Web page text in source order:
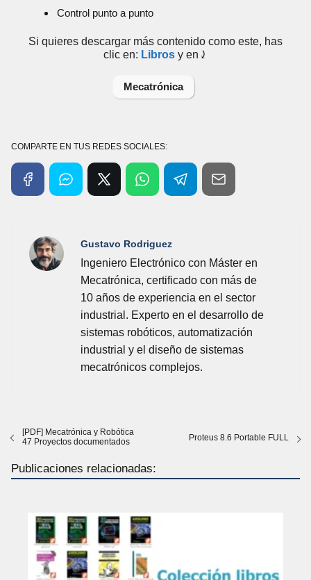
Control punto a punto
Si quieres descargar más contenido como este, has
clic en: Libros y en⤸
Mecatrónica
COMPARTE EN TUS REDES SOCIALES:
Gustavo Rodriguez
Ingeniero Electrónico con Máster en
Mecatrónica, certificado con más de
10 años de experiencia en el sector
industrial. Experto en el desarrollo de
sistemas robóticos, automatización
industrial y el diseño de sistemas
mecatrónicos complejos.
[PDF] Mecatrónica y Robótica
47 Proyectos documentados
Proteus 8.6 Portable FULL
Publicaciones relacionadas: